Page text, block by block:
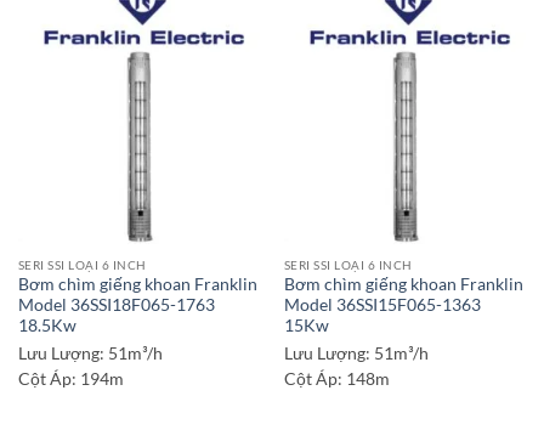
SERI SSI LOẠI 6 INCH
Bơm chìm giếng khoan Franklin
Model 36SSI18F065-1763
18.5Kw
Lưu Lượng: 51m³/h
Cột Áp: 194m
SERI SSI LOẠI 6 INCH
Bơm chìm giếng khoan Franklin
Model 36SSI15F065-1363
15Kw
Lưu Lượng: 51m³/h
Cột Áp: 148m